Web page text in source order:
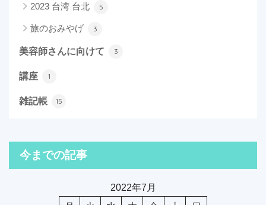
2023 台湾 台北 5
旅のおみやげ 3
美容師さんに向けて 3
講座 1
雑記帳 15
今までの記事
2022年7月